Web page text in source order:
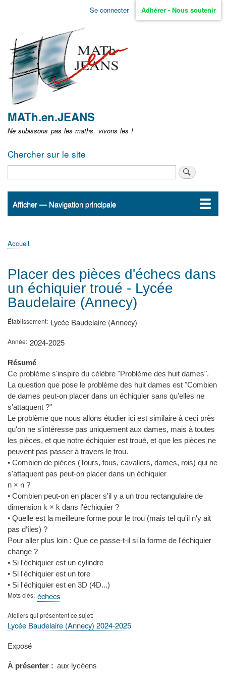
Aller
non
identifié
Se connecter Adhérer - Nous soutenir
MATh.en.JEANS
Ne subissons pas les maths, vivons les !
Chercher sur le site
Navigation
Afficher — Navigation principale
Accueil
ActualitésMATh.en.JEANS ?
Régions et Ateliers
Créer, gérer un atelier
Sujets/Publications
Congrès
d'Ariane
Accueil
Placer des pièces d'échecs dans
un échiquier troué - Lycée
Baudelaire (Annecy)
Établissement Lycée Baudelaire (Annecy)
Année 2024-2025
Résumé
Ce problème s'inspire du célèbre "Problème des huit dames".
La question que pose le problème des huit dames est "Combien
de dames peut-on placer dans un échiquier sans qu'elles ne
s'attaquent ?"
Le problème que nous allons étudier ici est similaire à ceci près
qu'on ne s'intéresse pas uniquement aux dames, mais à toutes
les pièces, et que notre échiquier est troué, et que les pièces ne
peuvent pas passer à travers le trou.
• Combien de pièces (Tours, fous, cavaliers, dames, rois) qui ne
s'attaquent pas peut-on placer dans un échiquier
n × n ?
• Combien peut-on en placer s'il y a un trou rectangulaire de
dimension k × k dans l'échiquier ?
• Quelle est la meilleure forme pour le trou (mais tel qu'il n'y ait
pas d’îles) ?
Pour aller plus loin : Que ce passe-t-il si la forme de l'échiquier
change ?
• Si l'échiquier est un cylindre
• Si l'échiquier est un tore
• Si l'échiquier est en 3D (4D...)
Mots clés échecs
Ateliers qui présentent ce sujet
Lycée Baudelaire (Annecy) 2024-2025
Type
présentation
Exposé
À présenter aux lycéens